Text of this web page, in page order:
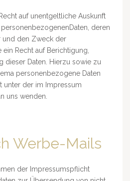
auf unentgeltliche Auskunft
deren
und den Zweck der
Recht auf Berichtigung,
dieser Daten. Hierzu sowie zu
personenbezogene Daten
unter der im Impressum
uns wenden.
Werbe-Mails
der Impressumspflicht